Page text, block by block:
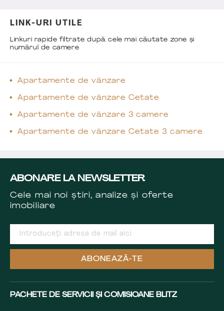
LINK-URI UTILE
Linkuri rapide filtrate după cele mai căutate zone și
numărul de camere
Apartamente de vânzare
Apartamente de vânzare Cetate
Apartamente de vânzare 3 camere
Apartamente de vânzare Cetate 3 camere
ABONARE LA NEWSLETTER
Cele mai noi știri, analize și oferte
imobiliare
ABONEAZĂ-TE
PACHETE DE SERVICII ȘI COMISIOANE BLITZ